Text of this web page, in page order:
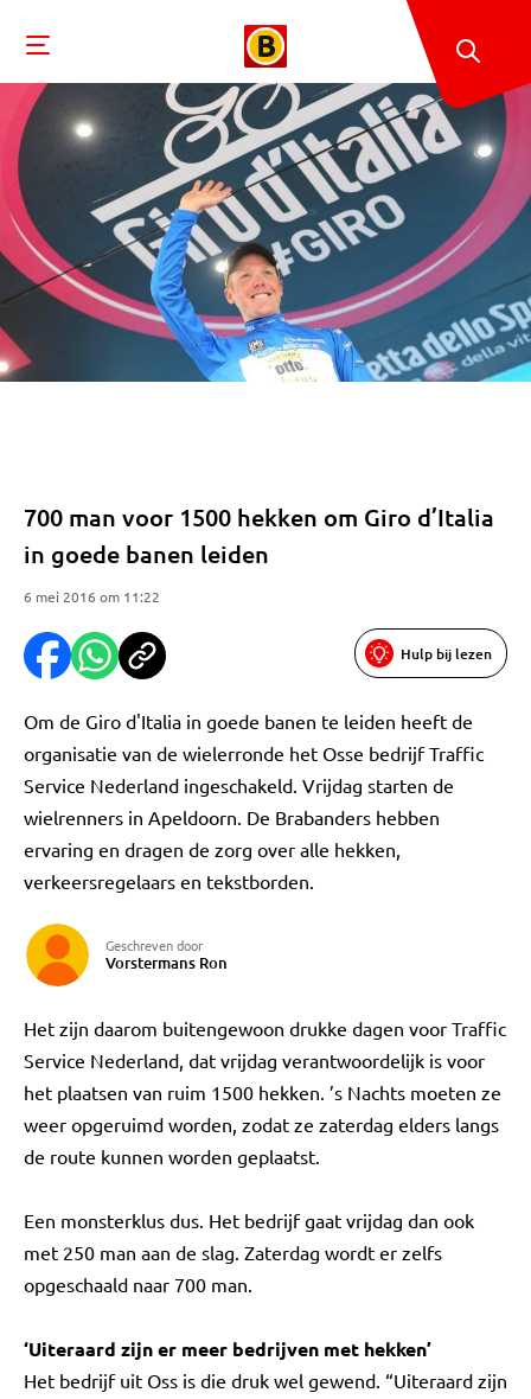
700 man voor 1500 hekken om Giro d’Italia
in goede banen leiden
6 mei 2016 om 11:22
Hulp bij lezen
Om de Giro d'Italia in goede banen te leiden heeft de
organisatie van de wielerronde het Osse bedrijf Traffic
Service Nederland ingeschakeld. Vrijdag starten de
wielrenners in Apeldoorn. De Brabanders hebben
ervaring en dragen de zorg over alle hekken,
verkeersregelaars en tekstborden.
Geschreven door
Vorstermans Ron
Het zijn daarom buitengewoon drukke dagen voor Traffic
Service Nederland, dat vrijdag verantwoordelijk is voor
het plaatsen van ruim 1500 hekken. ’s Nachts moeten ze
weer opgeruimd worden, zodat ze zaterdag elders langs
de route kunnen worden geplaatst.
Een monsterklus dus. Het bedrijf gaat vrijdag dan ook
met 250 man aan de slag. Zaterdag wordt er zelfs
opgeschaald naar 700 man.
‘Uiteraard zijn er meer bedrijven met hekken’
Het bedrijf uit Oss is die druk wel gewend. “Uiteraard zijn